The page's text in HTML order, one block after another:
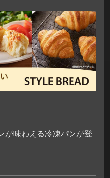
が味わえる冷凍パンが登